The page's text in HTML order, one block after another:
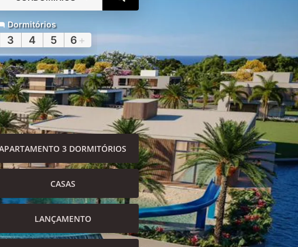
Dormitórios
3 4 5 6 +
3 DORMITÓRIOS
CASAS
LANÇAMENTO